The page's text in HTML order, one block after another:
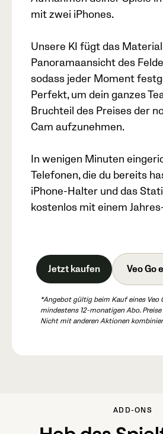
mit zwei iPhones.
Unsere KI fügt das
Panoramaansicht des
sodass jeder Moment
Perfekt, um dein ganzes
Bruchteil des Preises der
Cam aufzunehmen.
In wenigen Minuten
Telefonen, die du bereits
iPhone-Halter und das
kostenlos mit einem
Jetzt kaufen Veo Go
*Angebot gültig beim Kauf eines Veo
mindestens 12-monatigen Abo. Preise
Nicht mit anderen Aktionen
ADD-ONS